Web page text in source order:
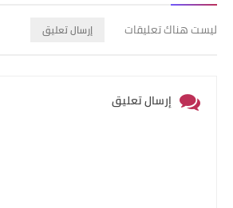
ليست هناك تعليقات إرسال تعليق
إرسال تعليق